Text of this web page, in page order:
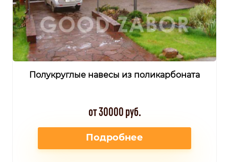
Полукруглые навесы из поликарбоната
от 30000 руб.
Подробнее